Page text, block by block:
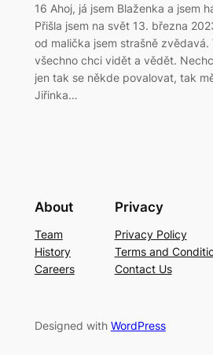
16 Ahoj, já jsem Blaženka a jsem
Přišla jsem na svět 13. března
od malička jsem strašně zvědavá.
všechno chci vidět a vědět.
jen tak se někde povalovat, tak
Jiřinka…
About
Team
History
Careers
Privacy
Privacy Policy
Terms and
Contact Us
Designed with WordPress